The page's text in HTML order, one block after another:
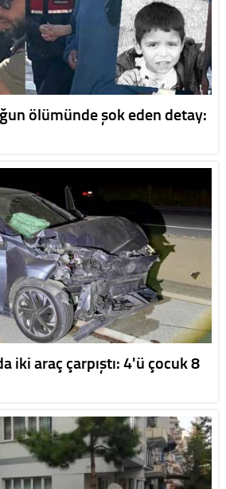
ölümünde şok eden detay:
iki araç çarpıştı: 4'ü çocuk 8